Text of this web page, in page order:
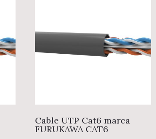
Cable UTP Cat6 marca
FURUKAWA CAT6